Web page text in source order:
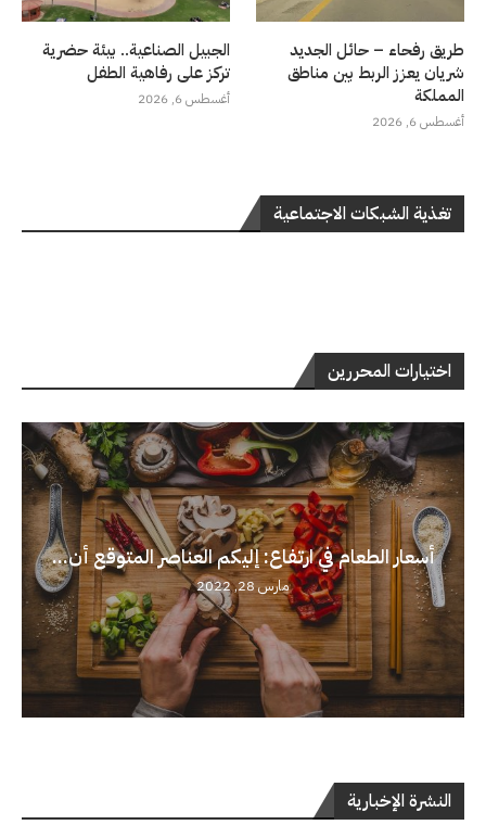
طريق رفحاء – حائل الجديد
شريان يعزز الربط بين مناطق
المملكة
أغسطس 6, 2026
الجبيل الصناعية.. بيئة حضرية
تركز على رفاهية الطفل
أغسطس 6, 2026
تغذية الشبكات الاجتماعية
اختيارات المحررين
أسعار الطعام في ارتفاع: إليكم العناصر المتوقع أن...
مارس 28, 2022
النشرة الإخبارية